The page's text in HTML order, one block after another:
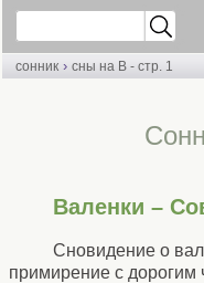
сонник › сны на В - стр. 1
Валенки –
Сновидение о
примирение с дорогим